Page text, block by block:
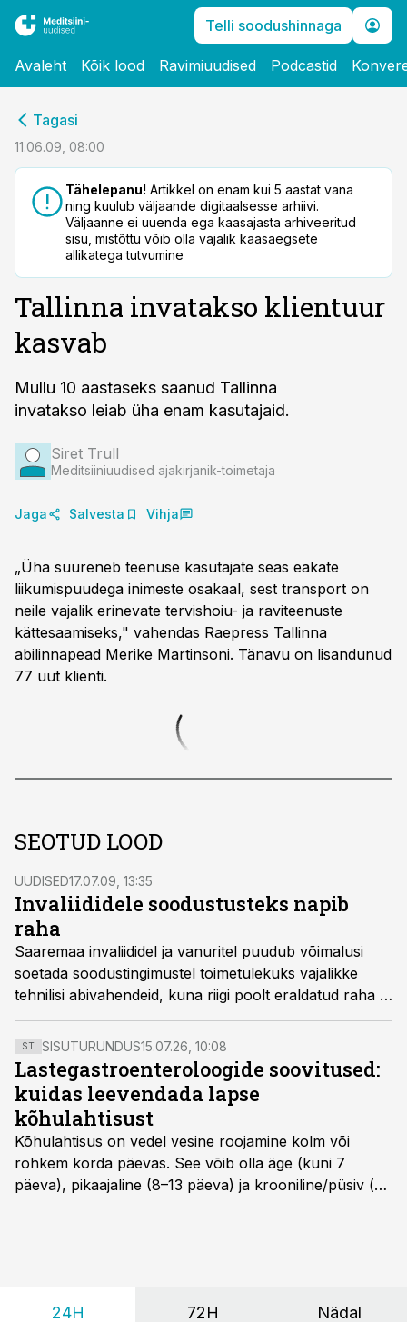
Telli soodushinnaga
Avaleht Kõik lood Ravimiuudised Podcastid
Tagasi
11.06.09, 08:00
Tähelepanu! Artikkel on enam kui 5 aastat vana
ning kuulub väljaande digitaalsesse arhiivi.
Väljaanne ei uuenda ega kaasajasta arhiveeritud
sisu, mistõttu võib olla vajalik kaasaegsete
allikatega tutvumine
Tallinna invatakso klientuur
kasvab
Mullu 10 aastaseks saanud Tallinna
invatakso leiab üha enam kasutajaid.
Siret Trull
Meditsiiniuudised ajakirjanik-toimetaja
Jaga Salvesta Vihja
„Üha suureneb teenuse kasutajate seas eakate
liikumispuudega inimeste osakaal, sest transport on
neile vajalik erinevate tervishoiu- ja raviteenuste
kättesaamiseks," vahendas Raepress Tallinna
abilinnapead Merike Martinsoni. Tänavu on lisandunud
77 uut klienti.
SEOTUD LOOD
UUDISED17.07.09, 13:35
Invaliididele soodustusteks napib
raha
Saaremaa invaliididel ja vanuritel puudub võimalusi
soetada soodustingimustel toimetulekuks vajalikke
tehnilisi abivahendeid, kuna riigi poolt eraldatud raha ei
kata maakonna vajadust.
ST SISUTURUNDUS15.07.26, 10:08
Lastegastroenteroloogide soovitused:
kuidas leevendada lapse
kõhulahtisust
Kõhulahtisus on vedel vesine roojamine kolm või
rohkem korda päevas. See võib olla äge (kuni 7
päeva), pikaajaline (8–13 päeva) ja krooniline/püsiv (>
24H 72H Nädal